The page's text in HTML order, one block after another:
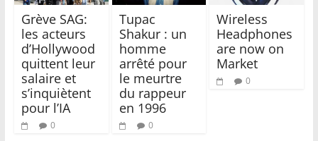
Grève SAG:
les acteurs
d’Hollywood
quittent leur
salaire et
s’inquiètent
pour l’IA
0
Tupac
Shakur : un
homme
arrêté pour
le meurtre
du rappeur
en 1996
0
Wireless
Headphones
are now on
Market
0